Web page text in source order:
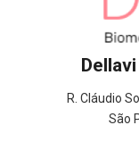
R. Cláudio
São